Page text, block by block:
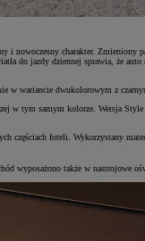
i nowoczesny charakter.
do jazdy dziennej sprawia, że
w wariancie dwukolorowym z
tym samym kolorze. Wersja
częściach foteli. Wykorzystany
wyposażono także w